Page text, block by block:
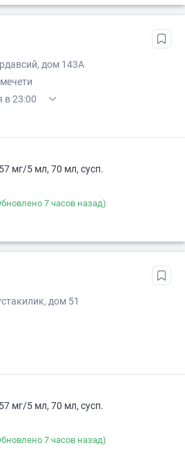
дом 143А
в 23:00
мг/5 мл, 70 мл, сусп.
7 часов назад)
дом 51
мг/5 мл, 70 мл, сусп.
7 часов назад)